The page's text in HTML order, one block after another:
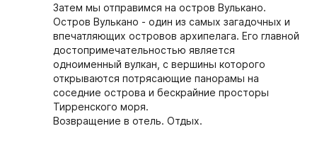
Затем мы отправимся на остров Вулькано.
Остров Вулькано - один из самых загадочных и
впечатляющих островов архипелага. Его главной
достопримечательностью является
одноименный вулкан, с вершины которого
открываются потрясающие панорамы на
соседние острова и бескрайние просторы
Тирренского моря.
Возвращение в отель. Отдых.